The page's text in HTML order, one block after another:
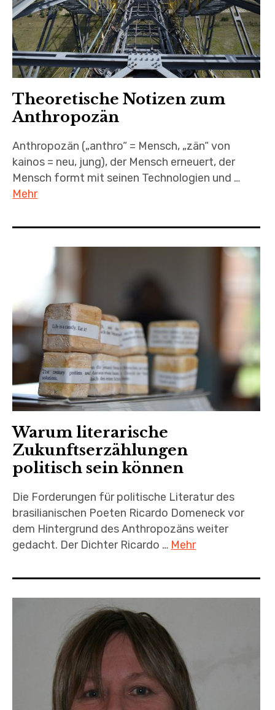
Theoretische Notizen zum
Anthropozän
Anthropozän („anthro“ = Mensch, „zän“ von
kainos = neu, jung), der Mensch erneuert, der
Mensch formt mit seinen Technologien und …
Mehr
Warum literarische
Zukunftserzählungen
politisch sein können
Die Forderungen für politische Literatur des
brasilianischen Poeten Ricardo Domeneck vor
dem Hintergrund des Anthropozäns weiter
gedacht. Der Dichter Ricardo … Mehr